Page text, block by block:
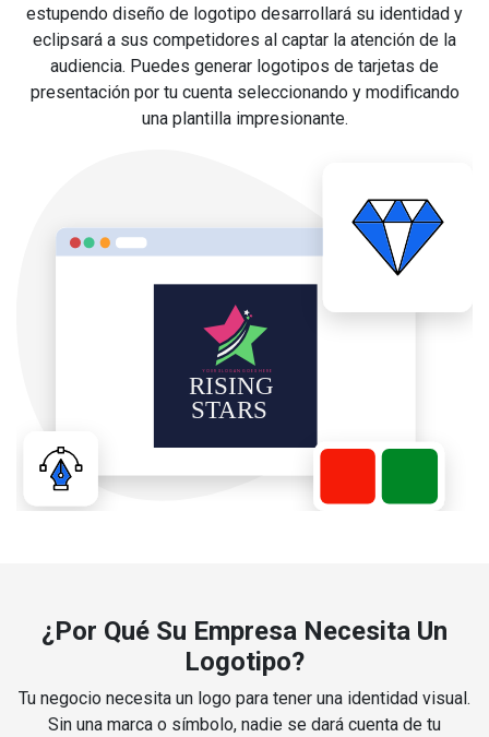
estupendo diseño de logotipo desarrollará su identidad y
eclipsará a sus competidores al captar la atención de la
audiencia. Puedes generar logotipos de tarjetas de
presentación por tu cuenta seleccionando y modificando
una plantilla impresionante.
¿Por Qué Su Empresa Necesita Un
Logotipo?
Tu negocio necesita un logo para tener una identidad visual.
Sin una marca o símbolo, nadie se dará cuenta de tu